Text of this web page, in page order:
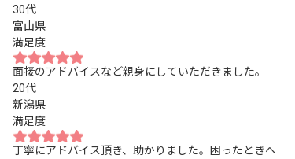
30代
富山県
満足度
面接のアドバイスなど親身にしていただきました。
20代
新潟県
満足度
丁寧にアドバイス頂き、助かりました。困ったときへ